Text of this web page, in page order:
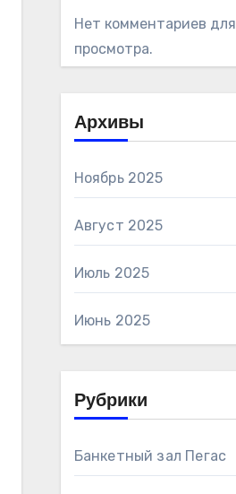
Нет комментариев для
просмотра.
Архивы
Ноябрь 2025
Август 2025
Июль 2025
Июнь 2025
Рубрики
Банкетный зал Пегас